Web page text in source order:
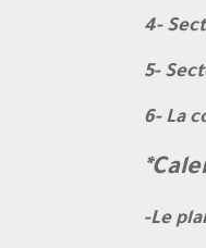
4-
5-
6- La
-Le